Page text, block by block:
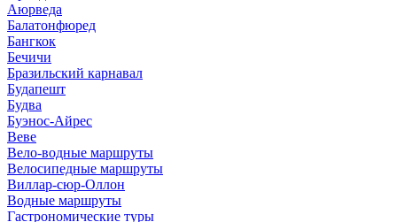
Аюрведа
Балатонфюред
Бангкок
Бечичи
Бразильский карнавал
Будапешт
Будва
Буэнос-Айрес
Веве
Вело-водные маршруты
Велосипедные маршруты
Виллар-сюр-Оллон
Водные маршруты
Гастрономические туры